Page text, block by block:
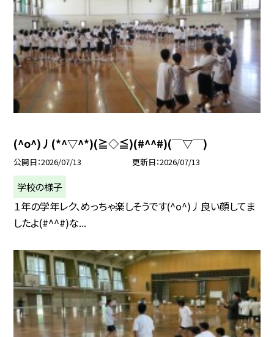
(^o^)丿(*^▽^*)(≧◇≦)(#^^#)(￣▽￣)
公開日 2026/07/13 更新日 2026/07/13
学校の様子
１年の学年レク、めっちゃ楽しそうです(^o^)丿良い顔してま
したよ(#^^#)な...